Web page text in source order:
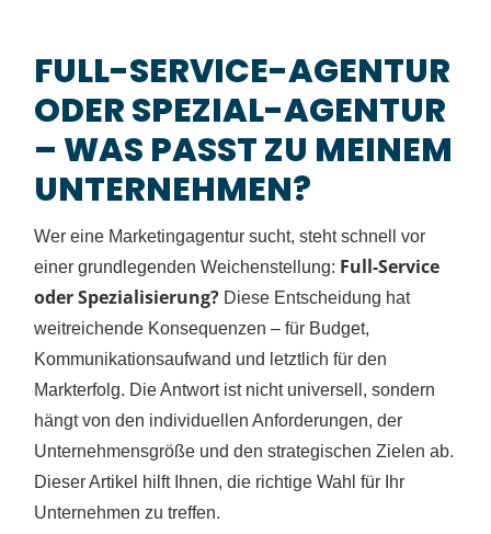
FULL-SERVICE-AGENTUR
ODER SPEZIAL-AGENTUR
– WAS PASST ZU MEINEM
UNTERNEHMEN?
Wer eine Marketingagentur sucht, steht schnell vor
einer grundlegenden Weichenstellung: Full-Service
oder Spezialisierung? Diese Entscheidung hat
weitreichende Konsequenzen – für Budget,
Kommunikationsaufwand und letztlich für den
Markterfolg. Die Antwort ist nicht universell, sondern
hängt von den individuellen Anforderungen, der
Unternehmensgröße und den strategischen Zielen ab.
Dieser Artikel hilft Ihnen, die richtige Wahl für Ihr
Unternehmen zu treffen.